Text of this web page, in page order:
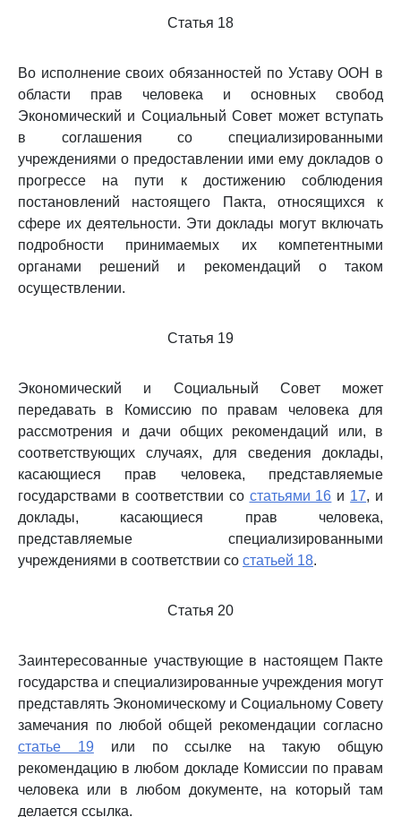
Статья 18
Во исполнение своих обязанностей по Уставу ООН в
области прав человека и основных свобод
Экономический и Социальный Совет может вступать
в соглашения со специализированными
учреждениями о предоставлении ими ему докладов о
прогрессе на пути к достижению соблюдения
постановлений настоящего Пакта, относящихся к
сфере их деятельности. Эти доклады могут включать
подробности принимаемых их компетентными
органами решений и рекомендаций о таком
осуществлении.
Статья 19
Экономический и Социальный Совет может
передавать в Комиссию по правам человека для
рассмотрения и дачи общих рекомендаций или, в
соответствующих случаях, для сведения доклады,
касающиеся прав человека, представляемые
государствами в соответствии со статьями 16 и 17, и
доклады, касающиеся прав человека,
представляемые специализированными
учреждениями в соответствии со статьей 18.
Статья 20
Заинтересованные участвующие в настоящем Пакте
государства и специализированные учреждения могут
представлять Экономическому и Социальному Совету
замечания по любой общей рекомендации согласно
статье 19 или по ссылке на такую общую
рекомендацию в любом докладе Комиссии по правам
человека или в любом документе, на который там
делается ссылка.